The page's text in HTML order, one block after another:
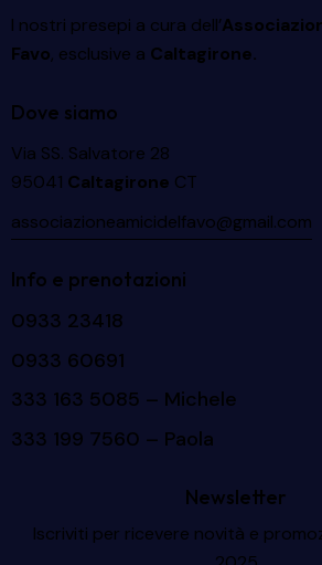
I nostri presepi a cura dell’
Favo, esclusive a Caltagirone.
Dove siamo
Via SS. Salvatore 28
95041 Caltagirone CT
associazioneamicidelfavo@gmail.com
Info e prenotazioni
0933 23418
0933 60691
333 163 5085 – Michele
333 199 7560 – Paola
Newsletter
Iscriviti per ricevere novità e